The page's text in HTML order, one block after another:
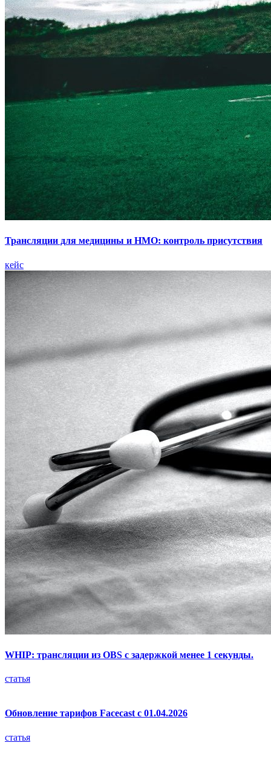
Трансляции для медицины и НМО: контроль присутствия
кейс
WHIP: трансляции из OBS с задержкой менее 1 секунды.
статья
Обновление тарифов Facecast с 01.04.2026
статья